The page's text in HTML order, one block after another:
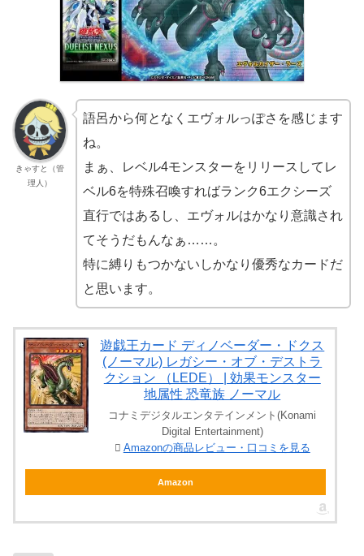
きゃすと（管
理人）
語呂から何となくエヴォルっぽさを感じます
ね。
まぁ、レベル4モンスターをリリースしてレ
ベル6を特殊召喚すればランク6エクシーズ
直行ではあるし、エヴォルはかなり意識され
てそうだもんなぁ……。
特に縛りもつかないしかなり優秀なカードだ
と思います。
遊戯王カード ディノベーダー・ドクス
(ノーマル) レガシー・オブ・デストラ
クション （LEDE） | 効果モンスター
地属性 恐竜族 ノーマル
コナミデジタルエンタテインメント(Konami
Digital Entertainment)
Amazonの商品レビュー・口コミを見る
Amazon